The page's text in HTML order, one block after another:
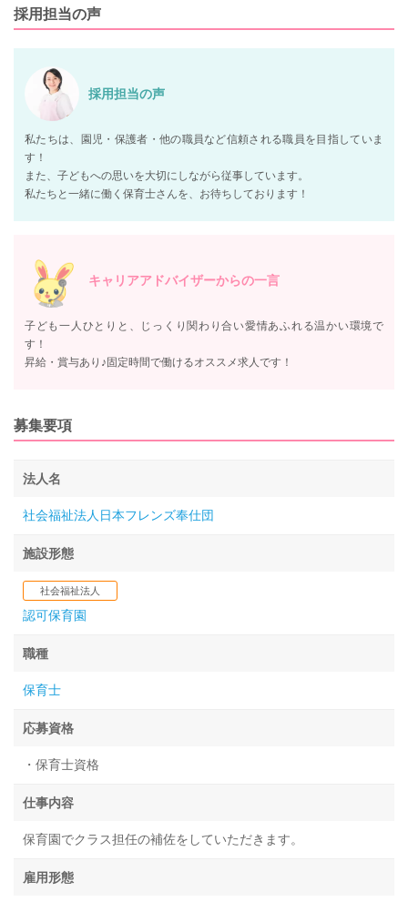
採用担当の声
採用担当の声
私たちは、園児・保護者・他の職員など信頼される職員を目指していま
す！
また、子どもへの思いを大切にしながら従事しています。
私たちと一緒に働く保育士さんを、お待ちしております！
キャリアアドバイザーからの一言
子ども一人ひとりと、じっくり関わり合い愛情あふれる温かい環境で
す！
昇給・賞与あり♪固定時間で働けるオススメ求人です！
募集要項
法人名
社会福祉法人日本フレンズ奉仕団
施設形態
社会福祉法人
認可保育園
職種
保育士
応募資格
・保育士資格
仕事内容
保育園でクラス担任の補佐をしていただきます。
雇用形態